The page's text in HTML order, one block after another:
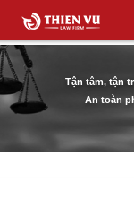
Tận tâm, tận
An toàn